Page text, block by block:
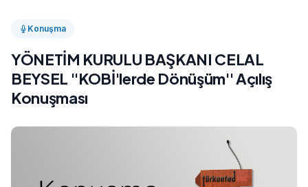
Konuşma
YÖNETİM KURULU BAŞKANI CELAL
BEYSEL ''KOBİ'lerde Dönüşüm'' Açılış
Konuşması